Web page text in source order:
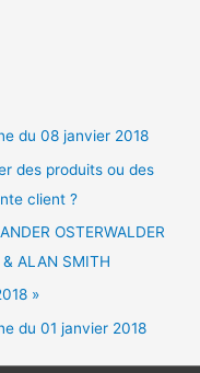
du 08 janvier 2018
des produits ou des
client ?
OSTERWALDER
& ALAN SMITH
»
du 01 janvier 2018